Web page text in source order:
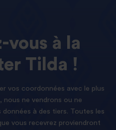
vous à
la
Tilda !
vos coordonnées avec le plus
nous ne vendrons ou ne
à des tiers. Toutes les
vous recevrez proviendront